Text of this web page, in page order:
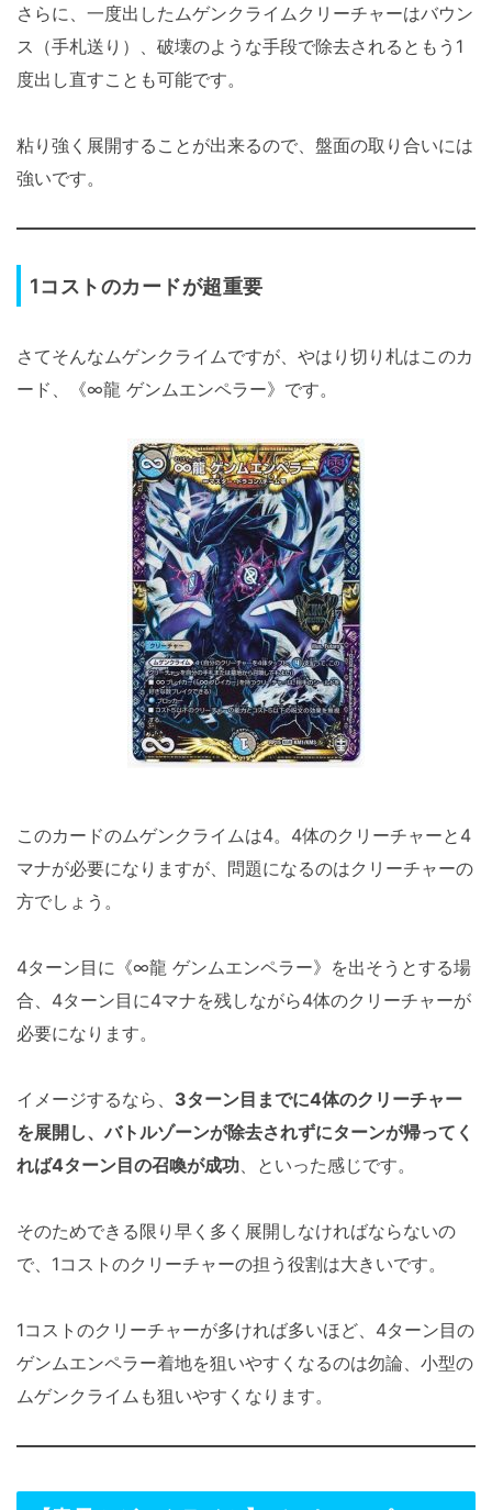
さらに、一度出したムゲンクライムクリーチャーはバウン
ス（手札送り）、破壊のような手段で除去されるともう1
度出し直すことも可能です。
粘り強く展開することが出来るので、盤面の取り合いには
強いです。
1コストのカードが超重要
さてそんなムゲンクライムですが、やはり切り札はこのカ
ード、《∞龍 ゲンムエンペラー》です。
このカードのムゲンクライムは4。4体のクリーチャーと4
マナが必要になりますが、問題になるのはクリーチャーの
方でしょう。
4ターン目に《∞龍 ゲンムエンペラー》を出そうとする場
合、4ターン目に4マナを残しながら4体のクリーチャーが
必要になります。
イメージするなら、 3ターン目までに4体のクリーチャー
を展開し、バトルゾーンが除去されずにターンが帰ってく
れば4ターン目の召喚が成功 、といった感じです。
そのためできる限り早く多く展開しなければならないの
で、1コストのクリーチャーの担う役割は大きいです。
1コストのクリーチャーが多ければ多いほど、4ターン目の
ゲンムエンペラー着地を狙いやすくなるのは勿論、小型の
ムゲンクライムも狙いやすくなります。